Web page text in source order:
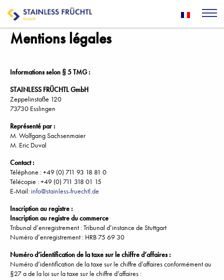
Mentions légales
Informations selon § 5 TMG :
STAINLESS FRÜCHTL GmbH
Zeppelinstaße 120
73730 Esslingen
Représenté par :
M. Wolfgang Sachsenmaier
M. Eric Duval
Contact :
Téléphone : +49 (0) 711 93 18 81 0
Télécopie : +49 (0) 711 318 01 15
E-Mail:info@stainless-fruechtl.de
Inscription au registre :
Inscription au registre du commerce
Tribunal d’enregistrement : Tribunal d’instance de Stuttgart
Numéro d’enregistrement : HRB 75 69 30
Numéro d’identification de la taxe sur le chiffre d’affaires :
Numéro d’identification de la taxe sur le chiffre d’affaires conformément au
§27 a de la loi sur la taxe sur le chiffre d’affaires :